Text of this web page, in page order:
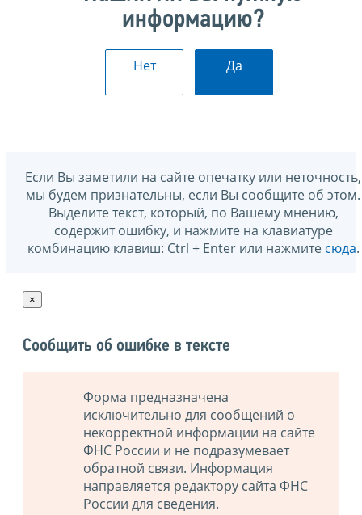
информацию?
Нет Да
Если Вы заметили на сайте опечатку или неточность,
мы будем признательны, если Вы сообщите об этом.
Выделите текст, который, по Вашему мнению,
содержит ошибку, и нажмите на клавиатуре
комбинацию клавиш: Ctrl + Enter или нажмите сюда.
×
Сообщить об ошибке в тексте
Форма предназначена
исключительно для сообщений о
некорректной информации на сайте
ФНС России и не подразумевает
обратной связи. Информация
направляется редактору сайта ФНС
России для сведения.